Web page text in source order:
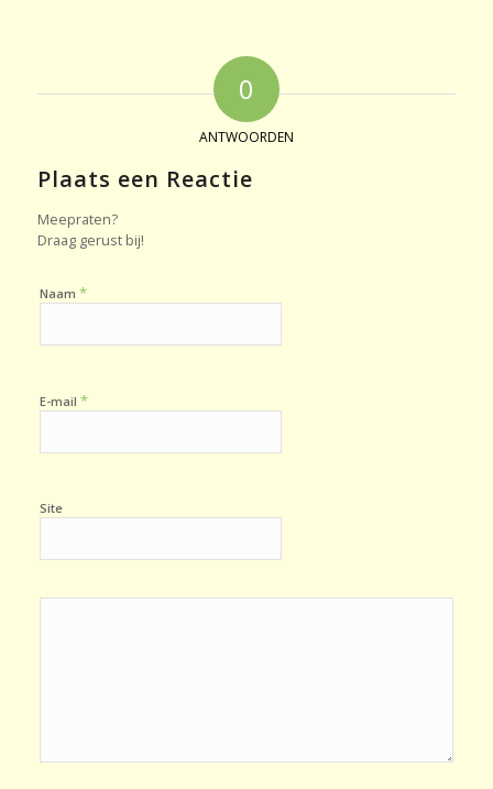
0
ANTWOORDEN
Plaats een Reactie
Meepraten?
Draag gerust bij!
Naam *
E-mail *
Site